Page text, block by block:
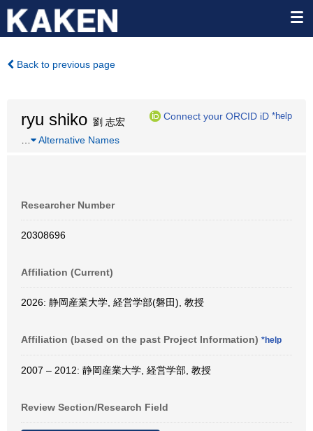
Back to previous page
ryu shiko 劉 志宏
Connect your ORCID iD *help
Alternative Names
Researcher Number
20308696
Affiliation (Current)
2026: 静岡産業大学, 経営学部(磐田), 教授
Affiliation (based on the past Project Information) *help
2007 – 2012: 静岡産業大学, 経営学部, 教授
Review Section/Research Field